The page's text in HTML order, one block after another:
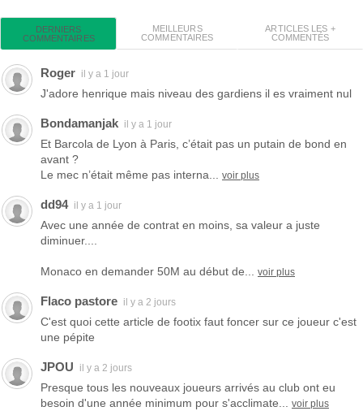
DERNIERS
COMMENTAIRES
MEILLEURS
COMMENTAIRES
ARTICLES LES +
COMMENTÉS
Roger il y a 1 jour
J'adore henrique mais niveau des gardiens il es vraiment nul
Bondamanjak il y a 1 jour
Et Barcola de Lyon à Paris, c’était pas un putain de bond en
avant ?
Le mec n’était même pas interna...
voir plus
dd94 il y a 1 jour
Avec une année de contrat en moins, sa valeur a juste
diminuer....
Monaco en demander 50M au début de... voir plus
Flaco pastore il y a 2 jours
C'est quoi cette article de footix faut foncer sur ce joueur c'est
une pépite
JPOU il y a 2 jours
Presque tous les nouveaux joueurs arrivés au club ont eu
besoin d'une année minimum pour s'acclimate...
voir plus